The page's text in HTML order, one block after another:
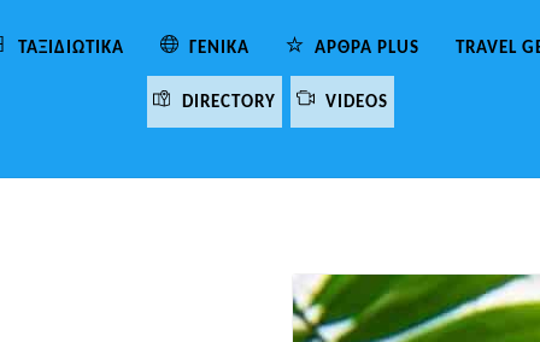
ΤΑΞΙΔΙΩΤΙΚΆ ΓΕΝΙΚΆ ΆΡΘΡΑ PLUS TRAVEL
DIRECTORY VIDEOS